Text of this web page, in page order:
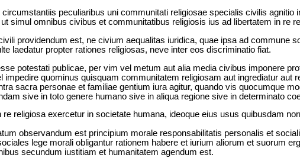
peculiaribus uni communitati religiosae specialis civilis agnitio
simul omnibus civibus et communitatibus religiosis ius ad libertatem in re
providendum est, ne civium aequalitas iuridica, quae ipsa ad commune
laedatur propter rationes religiosas, neve inter eos discriminatio fiat.
potestati publicae, per vim vel metum aut alia media civibus imponere
impedire quominus quisquam communitatem religiosam aut ingrediatur aut
sacra personae et familiae gentium iura agitur, quando vis quocumque
sive in toto genere humano sive in aliqua regione sive in determinato
re religiosa exercetur in societate humana, ideoque eius usus quibusdam
observandum est principium morale responsabilitatis personalis et
lege morali obligantur rationem habere et iurium aliorum et suorum
secundum iustitiam et humanitatem agendum est.